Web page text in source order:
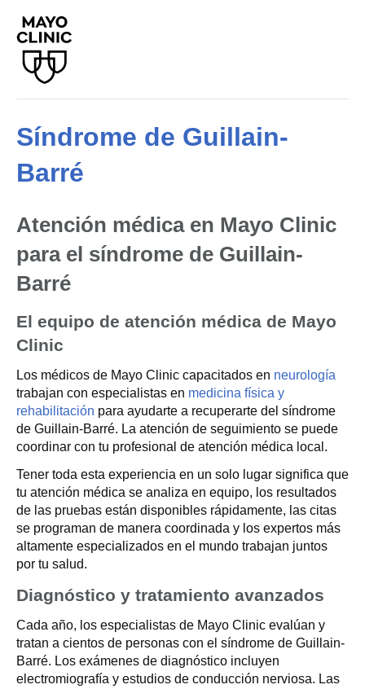
Síndrome de Guillain-
Barré
Atención médica en Mayo Clinic
para el síndrome de Guillain-
Barré
El equipo de atención médica de Mayo
Clinic
Los médicos de Mayo Clinic capacitados en neurología
trabajan con especialistas en medicina física y
rehabilitación para ayudarte a recuperarte del síndrome
de Guillain-Barré. La atención de seguimiento se puede
coordinar con tu profesional de atención médica local.
Tener toda esta experiencia en un solo lugar significa que
tu atención médica se analiza en equipo, los resultados
de las pruebas están disponibles rápidamente, las citas
se programan de manera coordinada y los expertos más
altamente especializados en el mundo trabajan juntos
por tu salud.
Diagnóstico y tratamiento avanzados
Cada año, los especialistas de Mayo Clinic evalúan y
tratan a cientos de personas con el síndrome de Guillain-
Barré. Los exámenes de diagnóstico incluyen
electromiografía y estudios de conducción nerviosa. Las